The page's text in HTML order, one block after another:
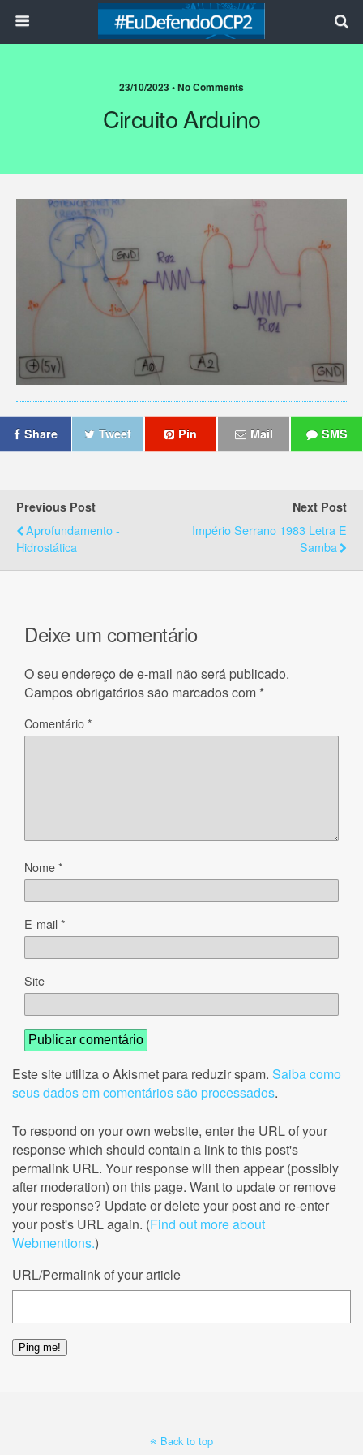
23/10/2023 • No Comments
Circuito Arduino
Share Tweet Pin Mail SMS
Previous Post
Aprofundamento -
Hidrostática
Next Post
Império Serrano 1983 Letra E
Samba
Deixe um comentário
O seu endereço de e-mail não será publicado.
Campos obrigatórios são marcados com *
Comentário*
Nome*
E-mail*
Site
Este site utiliza o Akismet para reduzir spam. Saiba como
seus dados em comentários são processados.
To respond on your own website, enter the URL of your
response which should contain a link to this post's
permalink URL. Your response will then appear (possibly
after moderation) on this page. Want to update or remove
your response? Update or delete your post and re-enter
your post's URL again. (Find out more about
Webmentions.)
URL/Permalink of your article
Back to top